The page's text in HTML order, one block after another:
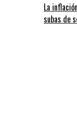
La
subas de